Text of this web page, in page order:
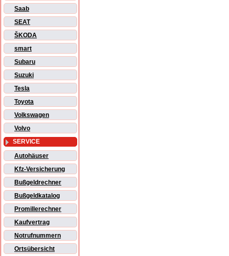
Saab
SEAT
ŠKODA
smart
Subaru
Suzuki
Tesla
Toyota
Volkswagen
Volvo
SERVICE
Autohäuser
Kfz-Versicherung
Bußgeldrechner
Bußgeldkatalog
Promillerechner
Kaufvertrag
Notrufnummern
Ortsübersicht